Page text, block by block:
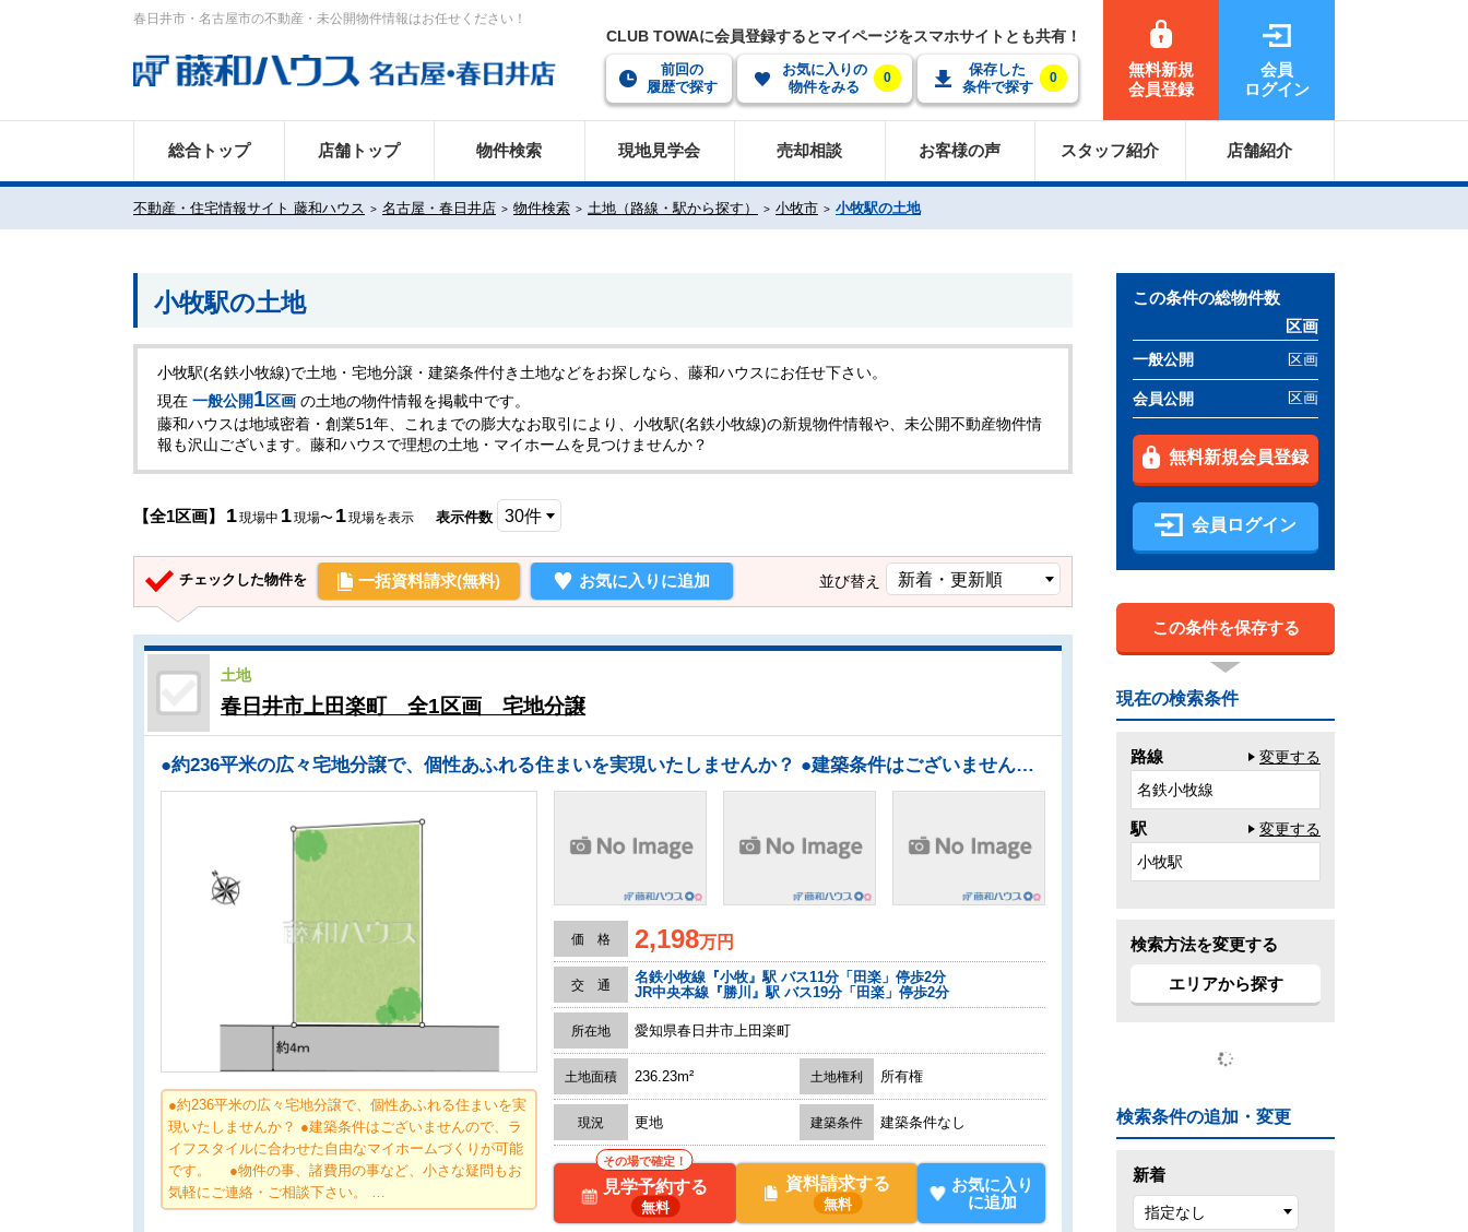
春日井市・名古屋市の不動産・未公開物件情報はお任せください！
CLUB TOWAに会員登録するとマイページをスマホサイトとも共有！
前回の
履歴で探す
お気に入りの
物件をみる
0
保存した
条件で探す
0
無料新規
会員登録
会員
ログイン
総合トップ 店舗トップ 物件検索 現地見学会 売却相談 お客様の声 スタッフ紹介 店舗紹介
不動産・住宅情報サイト 藤和ハウス 名古屋・春日井店 物件検索 土地（路線・駅から探す） 小牧市 小牧駅の土地
小牧駅の土地
小牧駅(名鉄小牧線)で土地・宅地分譲・建築条件付き土地などをお探しなら、藤和ハウスにお任せ下さい。
現在 一般公開1区画 の土地の物件情報を掲載中です。
藤和ハウスは地域密着・創業51年、これまでの膨大なお取引により、小牧駅(名鉄小牧線)の新規物件情報や、未公開不動産物件情
報も沢山ございます。藤和ハウスで理想の土地・マイホームを見つけませんか？
【全1区画】 1現場中 1現場〜 1現場を表示 表示件数
チェックした物件を 一括資料請求(無料) お気に入りに追加 並び替え
土地
春日井市上田楽町 全1区画 宅地分譲
●約236平米の広々宅地分譲で、個性あふれる住まいを実現いたしませんか？ ●建築条件はございませんので、ライフスタイルに合わせた自由なマイホームづくりが可能です。 ●物件の事、諸費用の事など、小さな疑問もお気軽にご連絡・ご相談下さい。 ●平日のご案内も可能です。まずはお気軽にお問合せ下さいませ。
●約236平米の広々宅地分譲で、個性あふれる住まいを実
現いたしませんか？ ●建築条件はございませんので、ラ
イフスタイルに合わせた自由なマイホームづくりが可能
です。 ●物件の事、諸費用の事など、小さな疑問もお
気軽にご連絡・ご相談下さい。 …
価 格 2,198万円
交 通
名鉄小牧線『小牧』駅 バス11分「田楽」停歩2分
JR中央本線『勝川』駅 バス19分「田楽」停歩2分
所在地 愛知県春日井市上田楽町
土地面積 236.23m² 土地権利 所有権
現況 更地 建築条件 建築条件なし
その場で確定！
見学予約する
無料
資料請求する
無料
お気に入り
に追加
この条件の総物件数
区画
一般公開 区画
会員公開 区画
無料新規会員登録
会員ログイン
この条件を保存する
現在の検索条件
路線
変更する
名鉄小牧線
駅
変更する
小牧駅
検索方法を変更する
エリアから探す
検索条件の追加・変更
新着